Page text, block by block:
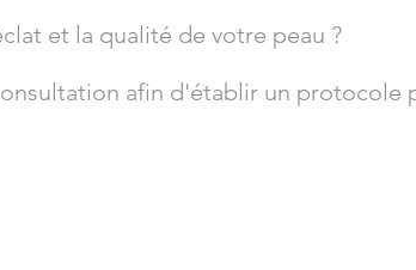
et la qualité de votre peau ?
afin d'établir un protocole